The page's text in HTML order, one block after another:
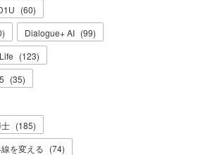
(60)
) Dialogue+ AI (99)
(123)
(35)
(185)
を変える (74)